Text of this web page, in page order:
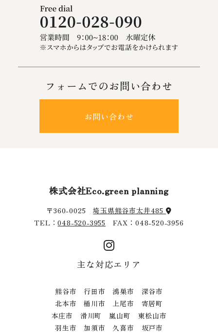
フォームでのお問い合わせ
お問い合わせ
株式会社Eco.green planning
〒360-0025埼玉県熊谷市太井485
TEL：048-520-3955 FAX：048-520-3956
主な対応エリア
熊谷市 行田市 鴻巣市 深谷市
北本市 桶川市 上尾市 寄居町
本庄市 滑川町 嵐山町 東松山市
羽生市 加須市 久喜市 坂戸市